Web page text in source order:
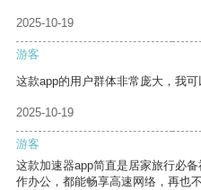
2025-10-19
游客
这款app的用户群体非常庞大，我可
2025-10-19
游客
这款加速器app简直是居家旅行必
作办公，都能畅享高速网络，再也